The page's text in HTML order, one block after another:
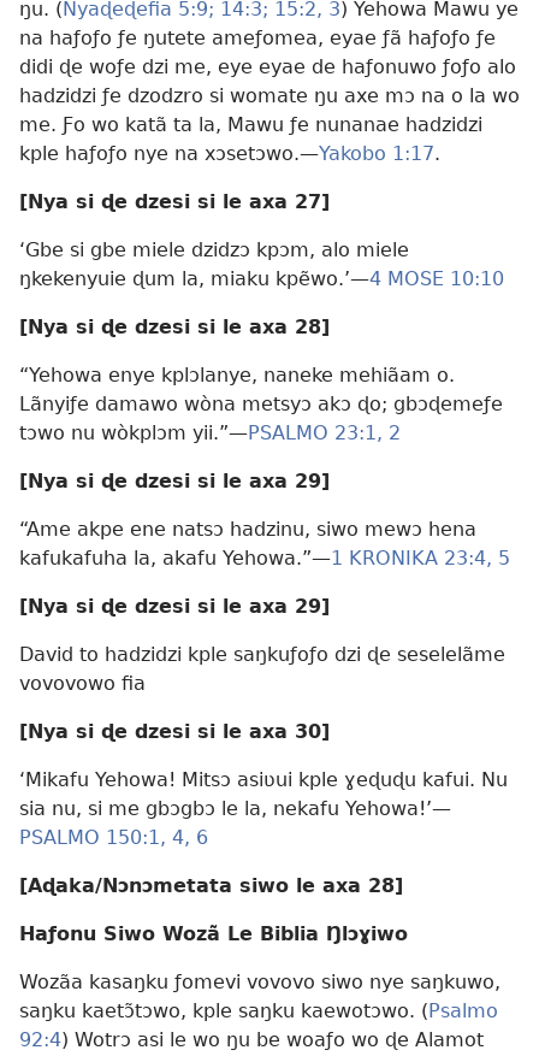
ŋu. (Nyaɖeɖefia 5:9; 14:3; 15:2, 3) Yehowa Mawu ye
na haƒoƒo ƒe ŋutete ameƒomea, eyae ƒã haƒoƒo ƒe
didi ɖe woƒe dzi me, eye eyae de haƒonuwo ƒoƒo alo
hadzidzi ƒe dzodzro si womate ŋu axe mɔ na o la wo
me. Ƒo wo katã ta la, Mawu ƒe nunanae hadzidzi
kple haƒoƒo nye na xɔsetɔwo.—Yakobo 1:17.
[Nya si ɖe dzesi si le axa 27]
‘Gbe si gbe miele dzidzɔ kpɔm, alo miele
ŋkekenyuie ɖum la, miaku kpẽwo.’—4 MOSE 10:10
[Nya si ɖe dzesi si le axa 28]
“Yehowa enye kplɔlanye, naneke mehiãam o.
Lãnyiƒe damawo wòna metsyɔ akɔ ɖo; gbɔɖemeƒe
tɔwo nu wòkplɔm yii.”—PSALMO 23:1, 2
[Nya si ɖe dzesi si le axa 29]
“Ame akpe ene natsɔ hadzinu, siwo mewɔ hena
kafukafuha la, akafu Yehowa.”—1 KRONIKA 23:4, 5
[Nya si ɖe dzesi si le axa 29]
David to hadzidzi kple saŋkuƒoƒo dzi ɖe seselelãme
vovovowo fia
[Nya si ɖe dzesi si le axa 30]
‘Mikafu Yehowa! Mitsɔ asiʋui kple ɣeɖuɖu kafui. Nu
sia nu, si me gbɔgbɔ le la, nekafu Yehowa!’—
PSALMO 150:1, 4, 6
[Aɖaka/Nɔnɔmetata siwo le axa 28]
Haƒonu Siwo Wozã Le Biblia Ŋlɔɣiwo
Wozãa kasaŋku ƒomevi vovovo siwo nye saŋkuwo,
saŋku kaetɔ̃tɔwo, kple saŋku kaewotɔwo. (Psalmo
92:4) Wotrɔ asi le wo ŋu be woaƒo wo ɖe Alamot